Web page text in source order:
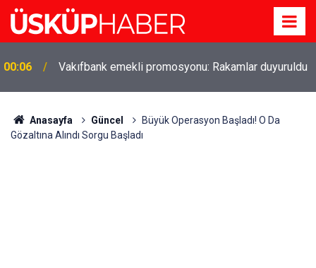
19:21
Gözde oldu! Hem köy hem mahalle hayatı iç içe!
İzmir'deki doğal semt
Anasayfa Güncel
Büyük Operasyon Başladı! O Da
Gözaltına Alındı Sorgu Başladı